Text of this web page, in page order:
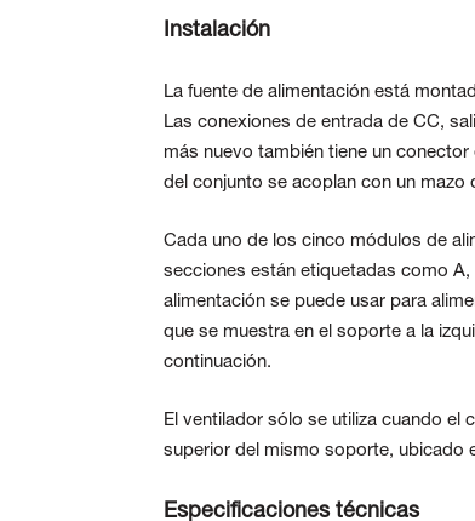
Instalación
La fuente de alimentación está
Las conexiones de entrada de CC,
más nuevo también tiene un
del conjunto se acoplan con un mazo
Cada uno de los cinco módulos de
secciones están etiquetadas como A,
alimentación se puede usar para
que se muestra en el soporte a la
continuación.
El ventilador sólo se utiliza cuando
superior del mismo soporte, ubicado
Especificaciones técnicas